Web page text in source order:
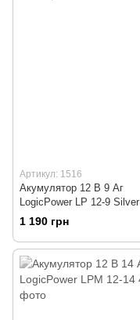
Артикул: 1516
Акумулятор 12 В 9 Аг
LogicPower LP 12-9 Silver
1 190 грн